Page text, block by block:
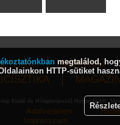
INTERJÚ
Kiadó és Hírlapterjesztő Nonprofit Kft.
Adatvédelem
Impresszum
megtalálod,
HTTP-sütiket